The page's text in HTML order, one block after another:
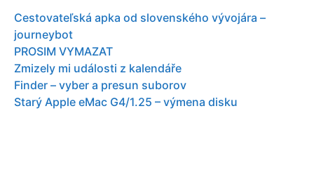
Cestovateľská apka od slovenského vývojára –
journeybot
PROSIM VYMAZAT
Zmizely mi události z kalendáře
Finder – vyber a presun suborov
Starý Apple eMac G4/1.25 – výmena disku